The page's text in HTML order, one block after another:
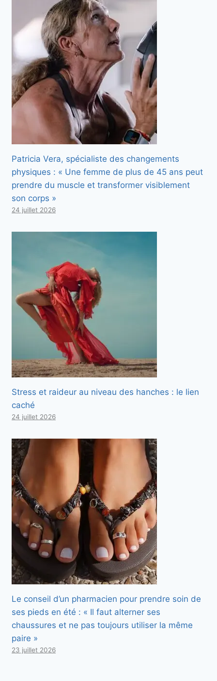
Patricia Vera, spécialiste des changements
physiques : « Une femme de plus de 45 ans peut
prendre du muscle et transformer visiblement
son corps »
24 juillet 2026
Stress et raideur au niveau des hanches : le lien
caché
24 juillet 2026
Le conseil d’un pharmacien pour prendre soin de
ses pieds en été : « Il faut alterner ses
chaussures et ne pas toujours utiliser la même
paire »
23 juillet 2026